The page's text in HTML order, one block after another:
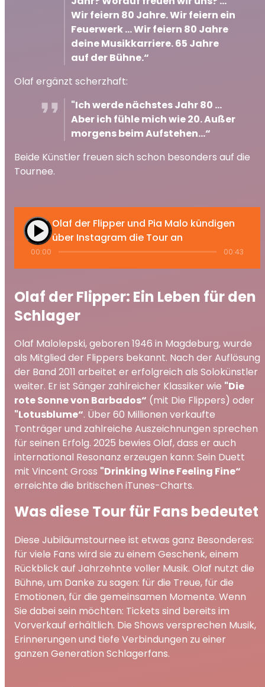
Wir feiern 80 Jahre. Wir feiern ein
Feuerwerk … Wir feiern 80 Jahre
deine Musikkarriere. 65 Jahre
auf der Bühne.“
Olaf ergänzt scherzhaft:
"Ich werde nächstes Jahr 80 …
Aber ich fühle mich wie 20. Außer
morgens beim Aufstehen...“
Beide Künstler freuen sich schon besonders auf die
Tournee.
play_arrow Olaf der Flipper und Pia Malo kündigen
über Instagram die Tour an
00:00 00:43
Olaf der Flipper: Ein Leben für den
Schlager
Olaf Malolepski, geboren 1946 in Magdeburg, wurde
als Mitglied der Flippers bekannt. Nach der Auflösung
der Band 2011 arbeitet er erfolgreich als Solokünstler
weiter. Er ist Sänger zahlreicher Klassiker wie "Die
rote Sonne von Barbados“ (mit Die Flippers) oder
"Lotusblume“. Über 60 Millionen verkaufte
Tonträger und zahlreiche Auszeichnungen sprechen
für seinen Erfolg. 2025 bewies Olaf, dass er auch
international Resonanz erzeugen kann: Sein Duett
mit Vincent Gross "Drinking Wine Feeling Fine“
erreichte die britischen iTunes-Charts.
Was diese Tour für Fans bedeutet
Diese Jubiläumstournee ist etwas ganz Besonderes:
für viele Fans wird sie zu einem Geschenk, einem
Rückblick auf Jahrzehnte voller Musik. Olaf nutzt die
Bühne, um Danke zu sagen: für die Treue, für die
Emotionen, für die gemeinsamen Momente. Wenn
Sie dabei sein möchten: Tickets sind bereits im
Vorverkauf erhältlich. Die Shows versprechen Musik,
Erinnerungen und tiefe Verbindungen zu einer
ganzen Generation Schlagerfans.